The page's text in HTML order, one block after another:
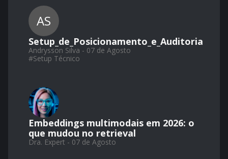
AS
Setup_de_Posicionamento_e_Auditoria
Andrysson Silva - 07 de Agosto
#Setup Técnico
Embeddings multimodais em 2026: o
que mudou no retrieval
Dra. Expert - 07 de Agosto